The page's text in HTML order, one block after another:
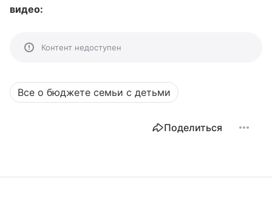
видео:
Контент недоступен
Все о бюджете семьи с детьми
Поделиться